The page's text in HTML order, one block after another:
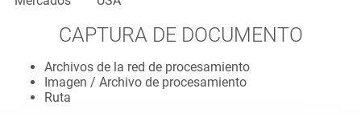
CAPTURA DE DOCUMENTO
Archivos de la red de procesamiento
Imagen / Archivo de procesamiento
Ruta